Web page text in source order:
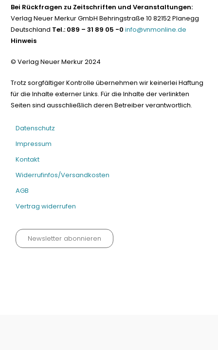
Bei Rückfragen zu Zeitschriften und Veranstaltungen:
Verlag Neuer Merkur GmbH Behringstraße 10 82152 Planegg
Deutschland Tel.: 089 – 31 89 05 -0 info@vnmonline.de
Hinweis
© Verlag Neuer Merkur 2024
Trotz sorgfältiger Kontrolle übernehmen wir keinerlei Haftung
für die Inhalte externer Links. Für die Inhalte der verlinkten
Seiten sind ausschließlich deren Betreiber verantwortlich.
Datenschutz
Impressum
Kontakt
Widerrufinfos/Versandkosten
AGB
Vertrag widerrufen
Newsletter abonnieren